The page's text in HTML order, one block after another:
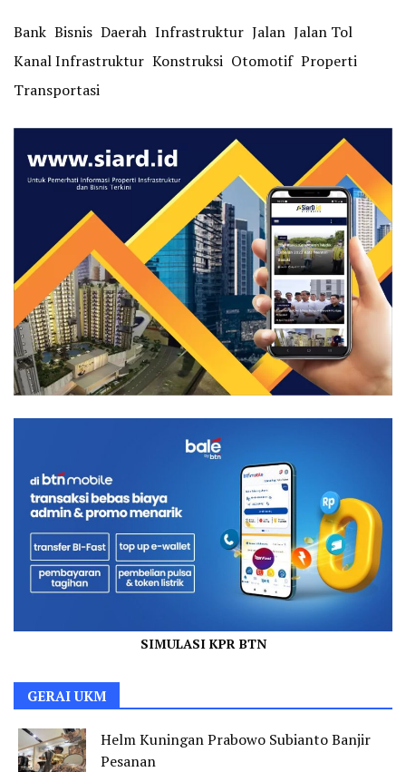
Bank Bisnis Daerah Infrastruktur Jalan Jalan Tol
Kanal Infrastruktur Konstruksi Otomotif Properti
Transportasi
SIMULASI KPR BTN
GERAI UKM
Helm Kuningan Prabowo Subianto Banjir
Pesanan